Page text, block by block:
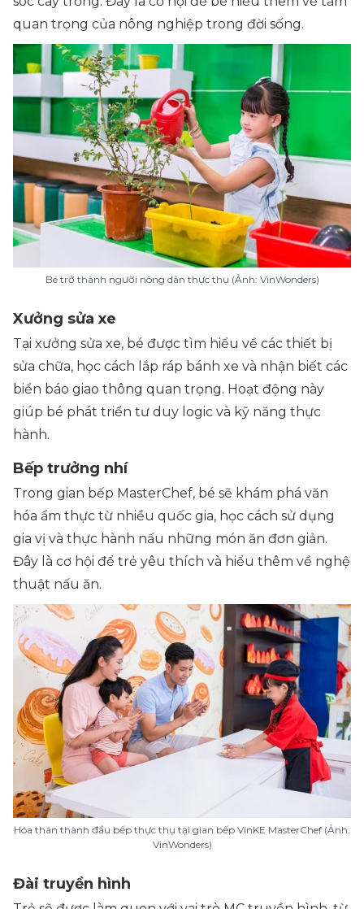
quan trọng của nông nghiệp trong đời sống.
Bé trở thành người nông dân thực thụ (Ảnh: VinWonders)
Xưởng sửa xe
Tại xưởng sửa xe, bé được tìm hiểu về các thiết bị
sửa chữa, học cách lắp ráp bánh xe và nhận biết các
biển báo giao thông quan trọng. Hoạt động này
giúp bé phát triển tư duy logic và kỹ năng thực
hành.
Bếp trưởng nhí
Trong gian bếp MasterChef, bé sẽ khám phá văn
hóa ẩm thực từ nhiều quốc gia, học cách sử dụng
gia vị và thực hành nấu những món ăn đơn giản.
Đây là cơ hội để trẻ yêu thích và hiểu thêm về nghệ
thuật nấu ăn.
Hóa thân thành đầu bếp thực thụ tại gian bếp VinKE MasterChef (Ảnh:
VinWonders)
Đài truyền hình